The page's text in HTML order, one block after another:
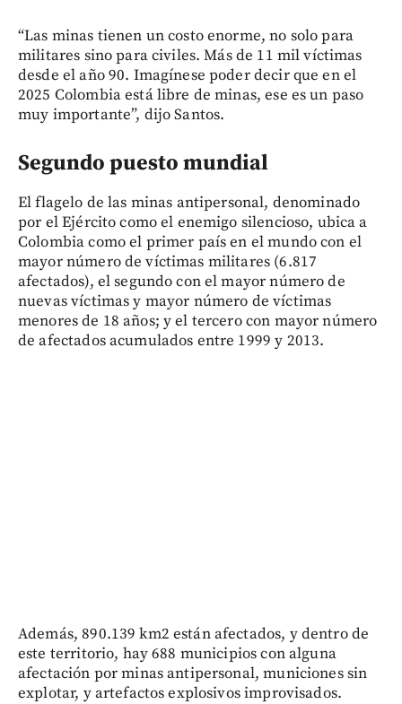
“Las minas tienen un costo enorme, no solo para
militares sino para civiles. Más de 11 mil víctimas
desde el año 90. Imagínese poder decir que en el
2025 Colombia está libre de minas, ese es un paso
muy importante”, dijo Santos.
Segundo puesto mundial
El flagelo de las minas antipersonal, denominado
por el Ejército como el enemigo silencioso, ubica a
Colombia como el primer país en el mundo con el
mayor número de víctimas militares (6.817
afectados), el segundo con el mayor número de
nuevas víctimas y mayor número de víctimas
menores de 18 años; y el tercero con mayor número
de afectados acumulados entre 1999 y 2013.
Además, 890.139 km2 están afectados, y dentro de
este territorio, hay 688 municipios con alguna
afectación por minas antipersonal, municiones sin
explotar, y artefactos explosivos improvisados.